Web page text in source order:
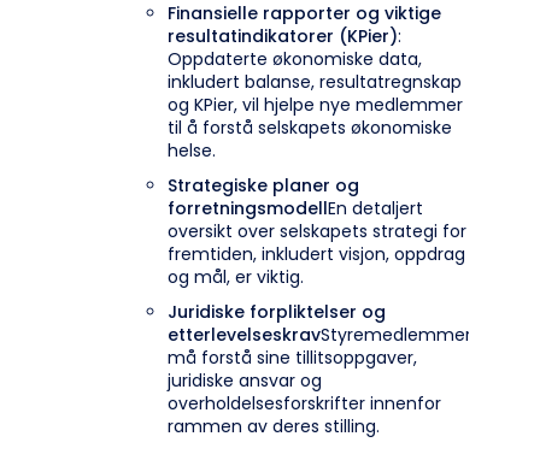
Finansielle rapporter og viktige
resultatindikatorer (KPier):
Oppdaterte økonomiske data,
inkludert balanse, resultatregnskap
og KPier, vil hjelpe nye medlemmer
til å forstå selskapets økonomiske
helse.
Strategiske planer og
forretningsmodellEn detaljert
oversikt over selskapets strategi for
fremtiden, inkludert visjon, oppdrag
og mål, er viktig.
Juridiske forpliktelser og
etterlevelseskravStyremedlemmer
må forstå sine tillitsoppgaver,
juridiske ansvar og
overholdelsesforskrifter innenfor
rammen av deres stilling.